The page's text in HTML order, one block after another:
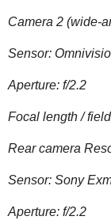
Camera 2 (wide-
Sensor:
Aperture: f/2.2
Focal length /
Rear camera
Sensor: Sony
Aperture: f/2.2